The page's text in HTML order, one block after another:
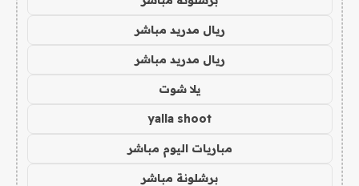
ريال مدريد مباشر
ريال مدريد مباشر
يلا شوت
yalla shoot
مباريات اليوم مباشر
برشلونة مباشر